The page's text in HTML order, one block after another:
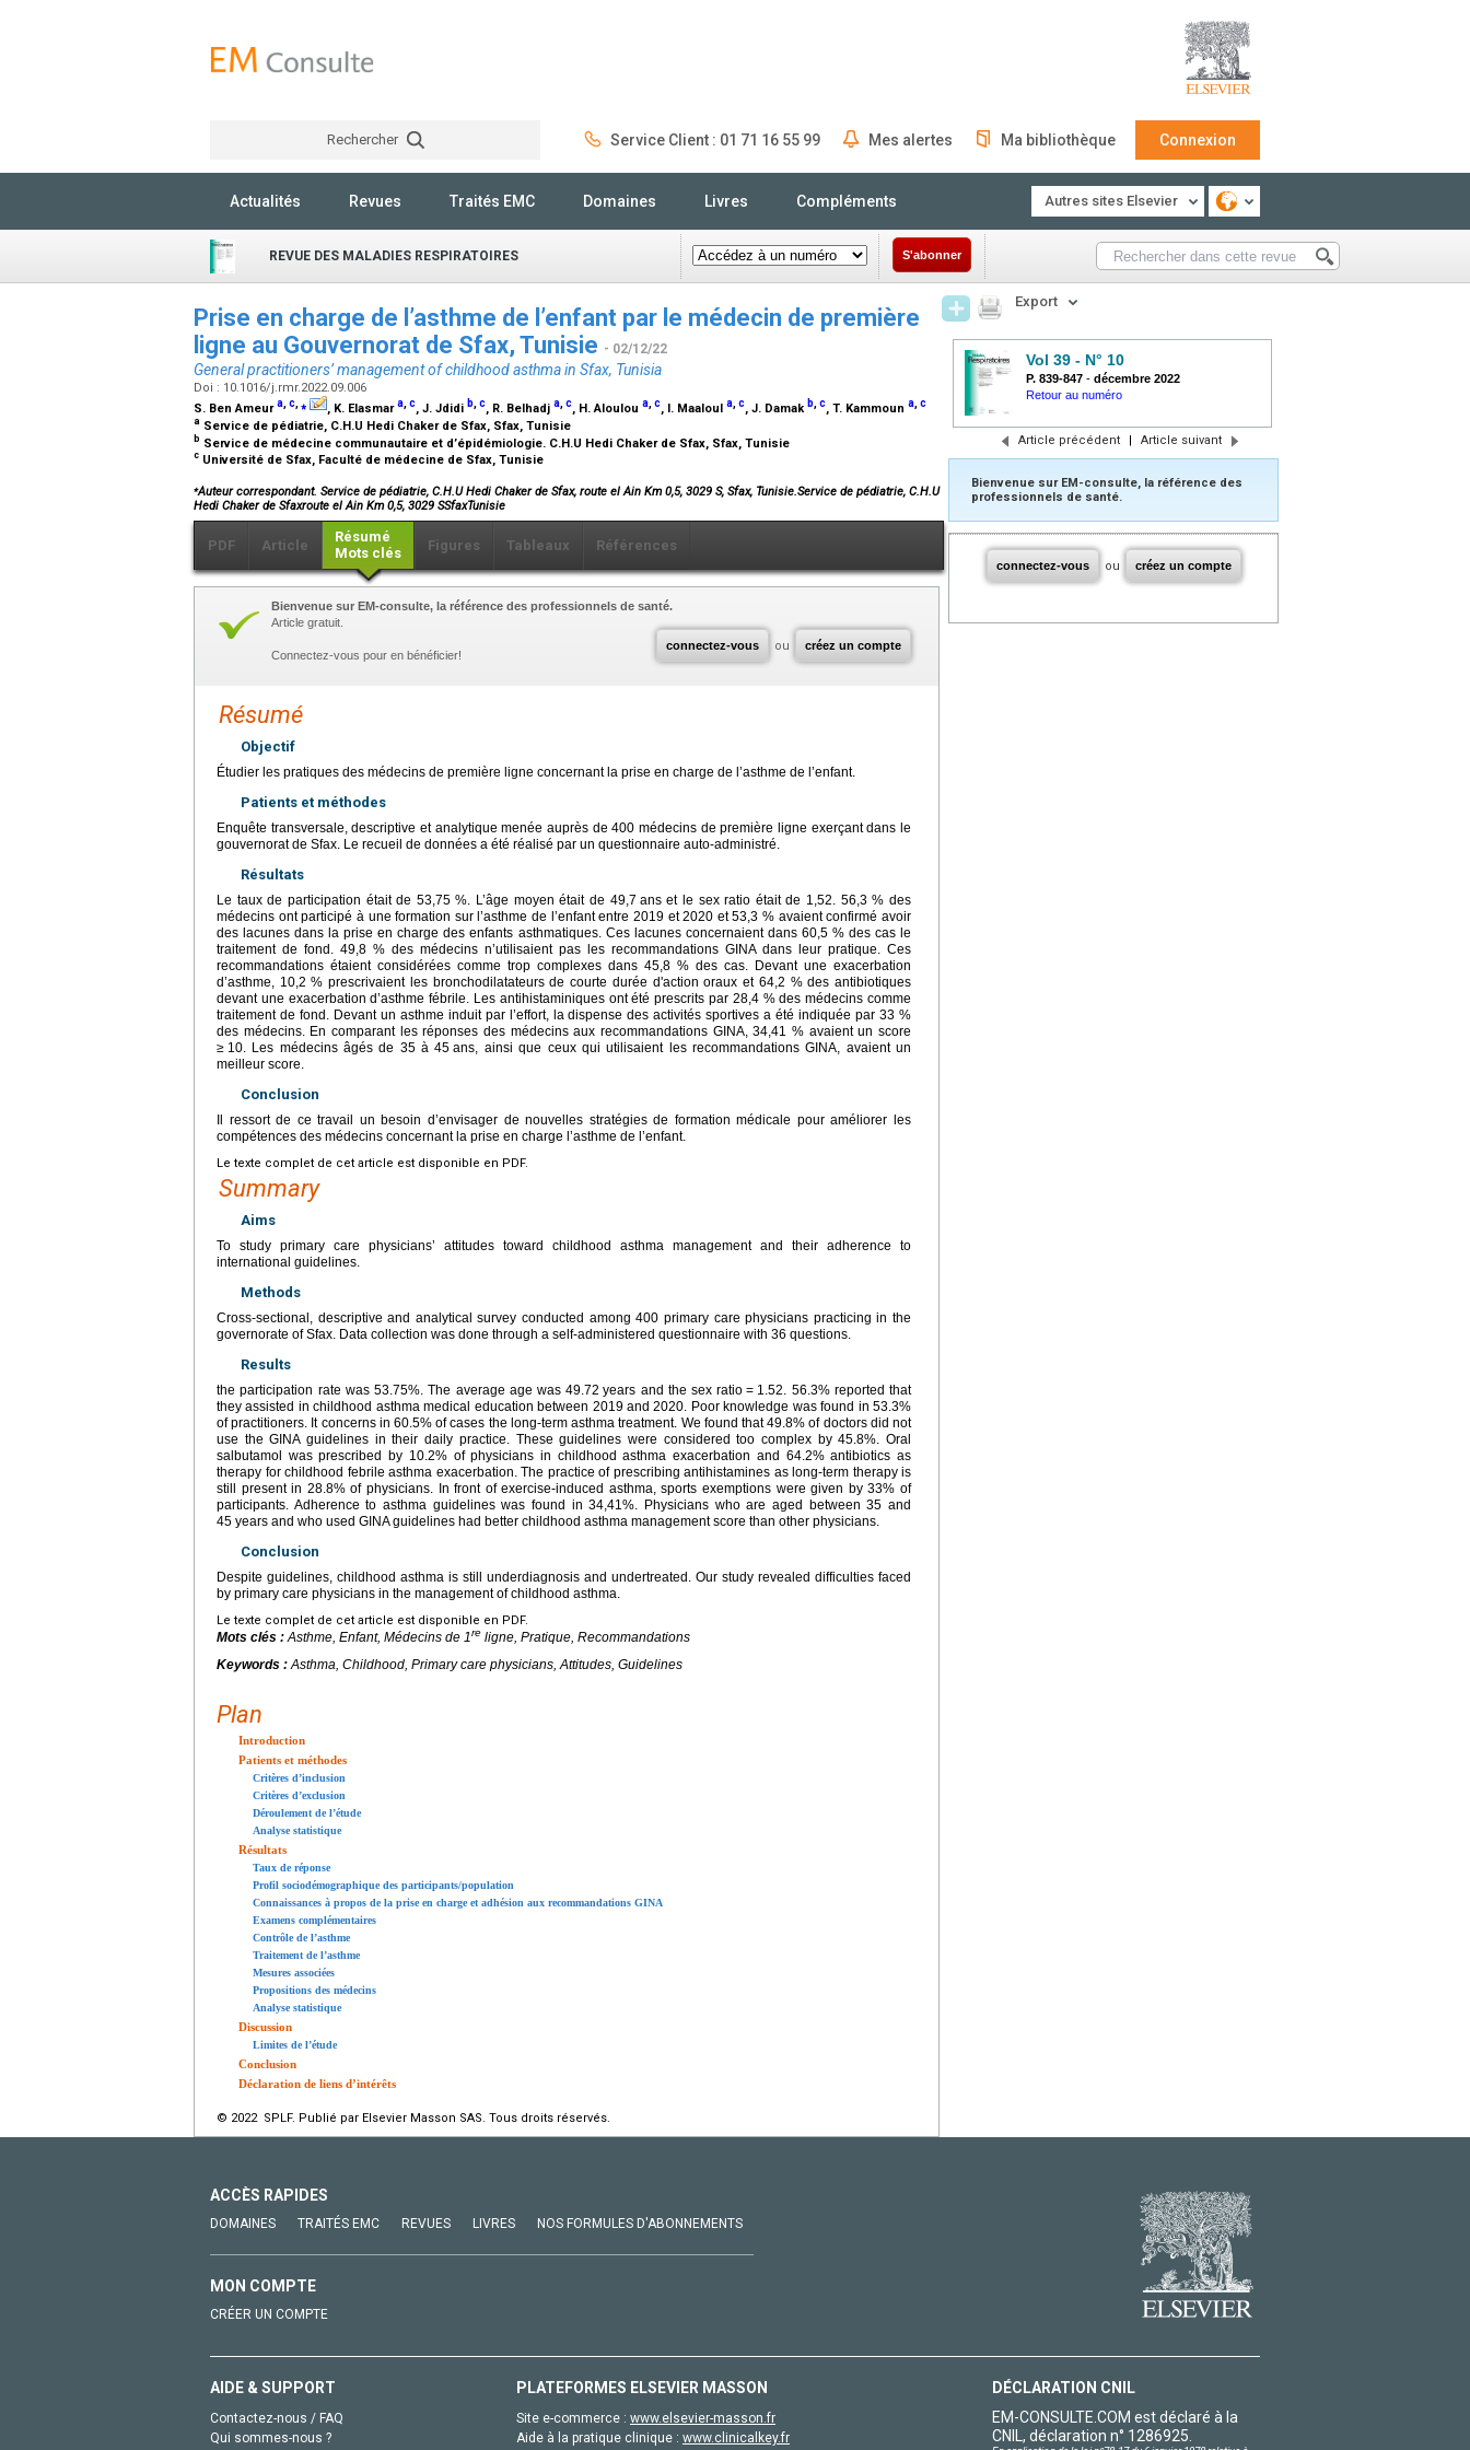
Rechercher Service Client : 01 71 16 55 99 Mes alertes Ma bibliothèque Connexion
Actualités Revues Traités EMC Domaines Livres Compléments Autres sites Elsevier
REVUE DES MALADIES RESPIRATOIRES S'abonner
Prise en charge de l’asthme de l’enfant par le médecin de première
ligne au Gouvernorat de Sfax, Tunisie - 02/12/22
General practitioners’ management of childhood asthma in Sfax, Tunisia
Doi : 10.1016/j.rmr.2022.09.006
S. Ben Ameura,c,⁎ , K. Elasmara,c, J. Jdidi b,c, R. Belhadj a,c, H. Aloulou a,c, I. Maaloul a,c, J. Damak b,c, T. Kammoun a,c
a Service de pédiatrie, C.H.U Hedi Chaker de Sfax, Sfax, Tunisie
b Service de médecine communautaire et d’épidémiologie. C.H.U Hedi Chaker de Sfax, Sfax, Tunisie
c Université de Sfax, Faculté de médecine de Sfax, Tunisie
⁎Auteur correspondant. Service de pédiatrie, C.H.U Hedi Chaker de Sfax, route el Ain Km 0,5, 3029 S, Sfax, Tunisie.Service de pédiatrie, C.H.U
Hedi Chaker de Sfaxroute el Ain Km 0,5, 3029 SSfaxTunisie
PDF Article
Résumé
Mots clés
Figures Tableaux Références
connectez-vous ou créez un compte
Bienvenue sur EM-consulte, la référence des professionnels de santé.
Article gratuit.
Connectez-vous pour en bénéficier!
Résumé
Objectif
Étudier les pratiques des médecins de première ligne concernant la prise en charge de l’asthme de l’enfant.
Patients et méthodes
Enquête transversale, descriptive et analytique menée auprès de 400 médecins de première ligne exerçant dans le
gouvernorat de Sfax. Le recueil de données a été réalisé par un questionnaire auto-administré.
Résultats
Le taux de participation était de 53,75 %. L’âge moyen était de 49,7 ans et le sex ratio était de 1,52. 56,3 % des
médecins ont participé à une formation sur l’asthme de l’enfant entre 2019 et 2020 et 53,3 % avaient confirmé avoir
des lacunes dans la prise en charge des enfants asthmatiques. Ces lacunes concernaient dans 60,5 % des cas le
traitement de fond. 49,8 % des médecins n’utilisaient pas les recommandations GINA dans leur pratique. Ces
recommandations étaient considérées comme trop complexes dans 45,8 % des cas. Devant une exacerbation
d’asthme, 10,2 % prescrivaient les bronchodilatateurs de courte durée d'action oraux et 64,2 % des antibiotiques
devant une exacerbation d’asthme fébrile. Les antihistaminiques ont été prescrits par 28,4 % des médecins comme
traitement de fond. Devant un asthme induit par l’effort, la dispense des activités sportives a été indiquée par 33 %
des médecins. En comparant les réponses des médecins aux recommandations GINA, 34,41 % avaient un score
≥ 10. Les médecins âgés de 35 à 45 ans, ainsi que ceux qui utilisaient les recommandations GINA, avaient un
meilleur score.
Conclusion
Il ressort de ce travail un besoin d’envisager de nouvelles stratégies de formation médicale pour améliorer les
compétences des médecins concernant la prise en charge l’asthme de l’enfant.
Le texte complet de cet article est disponible en PDF.
Summary
Aims
To study primary care physicians’ attitudes toward childhood asthma management and their adherence to
international guidelines.
Methods
Cross-sectional, descriptive and analytical survey conducted among 400 primary care physicians practicing in the
governorate of Sfax. Data collection was done through a self-administered questionnaire with 36 questions.
Results
the participation rate was 53.75%. The average age was 49.72 years and the sex ratio = 1.52. 56.3% reported that
they assisted in childhood asthma medical education between 2019 and 2020. Poor knowledge was found in 53.3%
of practitioners. It concerns in 60.5% of cases the long-term asthma treatment. We found that 49.8% of doctors did not
use the GINA guidelines in their daily practice. These guidelines were considered too complex by 45.8%. Oral
salbutamol was prescribed by 10.2% of physicians in childhood asthma exacerbation and 64.2% antibiotics as
therapy for childhood febrile asthma exacerbation. The practice of prescribing antihistamines as long-term therapy is
still present in 28.8% of physicians. In front of exercise-induced asthma, sports exemptions were given by 33% of
participants. Adherence to asthma guidelines was found in 34,41%. Physicians who are aged between 35 and
45 years and who used GINA guidelines had better childhood asthma management score than other physicians.
Conclusion
Despite guidelines, childhood asthma is still underdiagnosis and undertreated. Our study revealed difficulties faced
by primary care physicians in the management of childhood asthma.
Le texte complet de cet article est disponible en PDF.
Mots clés : Asthme, Enfant, Médecins de 1re ligne, Pratique, Recommandations
Keywords : Asthma, Childhood, Primary care physicians, Attitudes, Guidelines
Plan
Introduction
Patients et méthodes
Critères d’inclusion
Critères d’exclusion
Déroulement de l’étude
Analyse statistique
Résultats
Taux de réponse
Profil sociodémographique des participants/population
Connaissances à propos de la prise en charge et adhésion aux recommandations GINA
Examens complémentaires
Contrôle de l’asthme
Traitement de l’asthme
Mesures associées
Propositions des médecins
Analyse statistique
Discussion
Limites de l’étude
Conclusion
Déclaration de liens d’intérêts
© 2022 SPLF. Publié par Elsevier Masson SAS. Tous droits réservés.
Export
Vol 39 - N° 10
P. 839-847 - décembre 2022
Retour au numéro
Article précédent | Article suivant
Bienvenue sur EM-consulte, la référence des
professionnels de santé.
connectez-vous ou créez un compte
ACCÈS RAPIDES
DOMAINES TRAITÉS EMC REVUES LIVRES NOS FORMULES D'ABONNEMENTS
MON COMPTE
CRÉER UN COMPTE
AIDE & SUPPORT
Contactez-nous / FAQ
Qui sommes-nous ?
PLATEFORMES ELSEVIER MASSON
Site e-commerce : www.elsevier-masson.fr
Aide à la pratique clinique : www.clinicalkey.fr
DÉCLARATION CNIL
EM-CONSULTE.COM est déclaré à la
CNIL, déclaration n° 1286925.